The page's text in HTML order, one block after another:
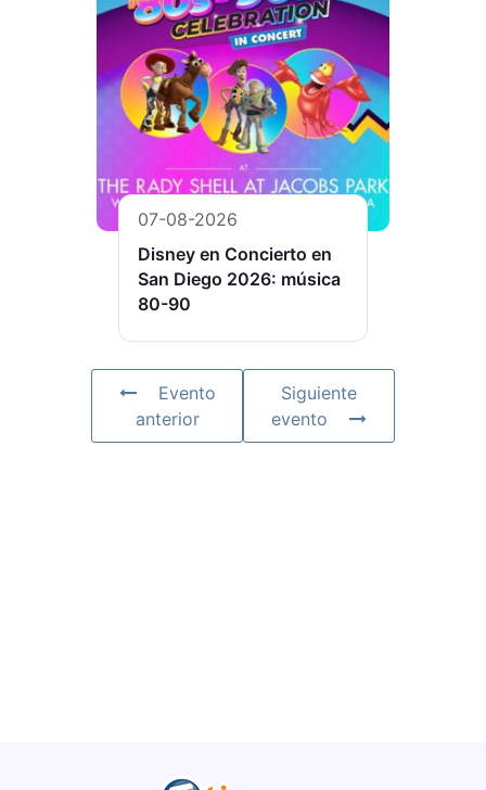
07-08-2026
Disney en Concierto en
San Diego 2026: música
80-90
Evento
anterior
Siguiente
evento